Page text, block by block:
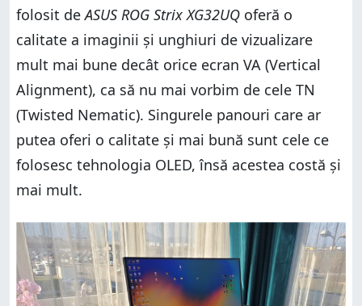
folosit deASUS ROG Strix XG32UQ oferă o
calitate a imaginii și unghiuri de vizualizare
mult mai bune decât orice ecran VA (Vertical
Alignment), ca să nu mai vorbim de cele TN
(Twisted Nematic). Singurele panouri care ar
putea oferi o calitate și mai bună sunt cele ce
folosesc tehnologia OLED, însă acestea costă și
mai mult.